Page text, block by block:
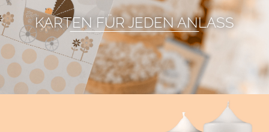
KARTEN FÜR JEDEN ANLASS